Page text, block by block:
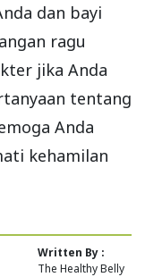
dan bayi
ragu
jika Anda
tentang
Anda
kehamilan
Written By :
The Healthy Belly